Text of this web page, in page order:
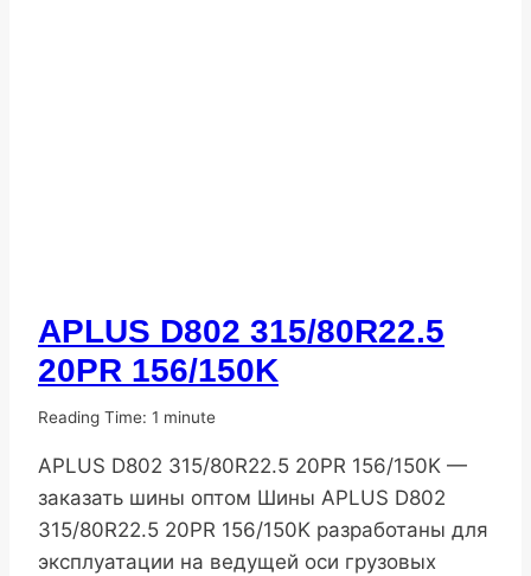
ПОПУЛЯРНЫЕ
ШИНЫ
APLUS D802 315/80R22.5
20PR 156/150K
От
06.11.2025
Reading Time: 1 minute
APLUS D802 315/80R22.5 20PR 156/150K —
заказать шины оптом Шины APLUS D802
315/80R22.5 20PR 156/150K разработаны для
эксплуатации на ведущей оси грузовых